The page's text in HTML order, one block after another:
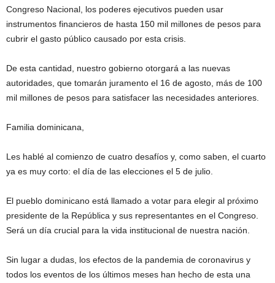
Congreso Nacional, los poderes ejecutivos pueden usar
instrumentos financieros de hasta 150 mil millones de pesos para
cubrir el gasto público causado por esta crisis.
De esta cantidad, nuestro gobierno otorgará a las nuevas
autoridades, que tomarán juramento el 16 de agosto, más de 100
mil millones de pesos para satisfacer las necesidades anteriores.
Familia dominicana,
Les hablé al comienzo de cuatro desafíos y, como saben, el cuarto
ya es muy corto: el día de las elecciones el 5 de julio.
El pueblo dominicano está llamado a votar para elegir al próximo
presidente de la República y sus representantes en el Congreso.
Será un día crucial para la vida institucional de nuestra nación.
Sin lugar a dudas, los efectos de la pandemia de coronavirus y
todos los eventos de los últimos meses han hecho de esta una